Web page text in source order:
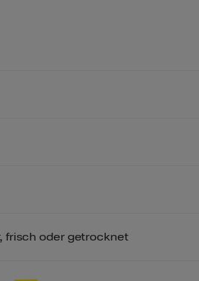
frisch oder getrocknet